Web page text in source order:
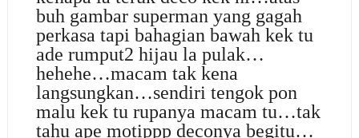
buh gambar superman yang gagah
perkasa tapi bahagian bawah kek tu
ade rumput2 hijau la pulak…
hehehe…macam tak kena
langsungkan…sendiri tengok pon
malu kek tu rupanya macam tu…tak
tahu ape motippp deconya begitu…